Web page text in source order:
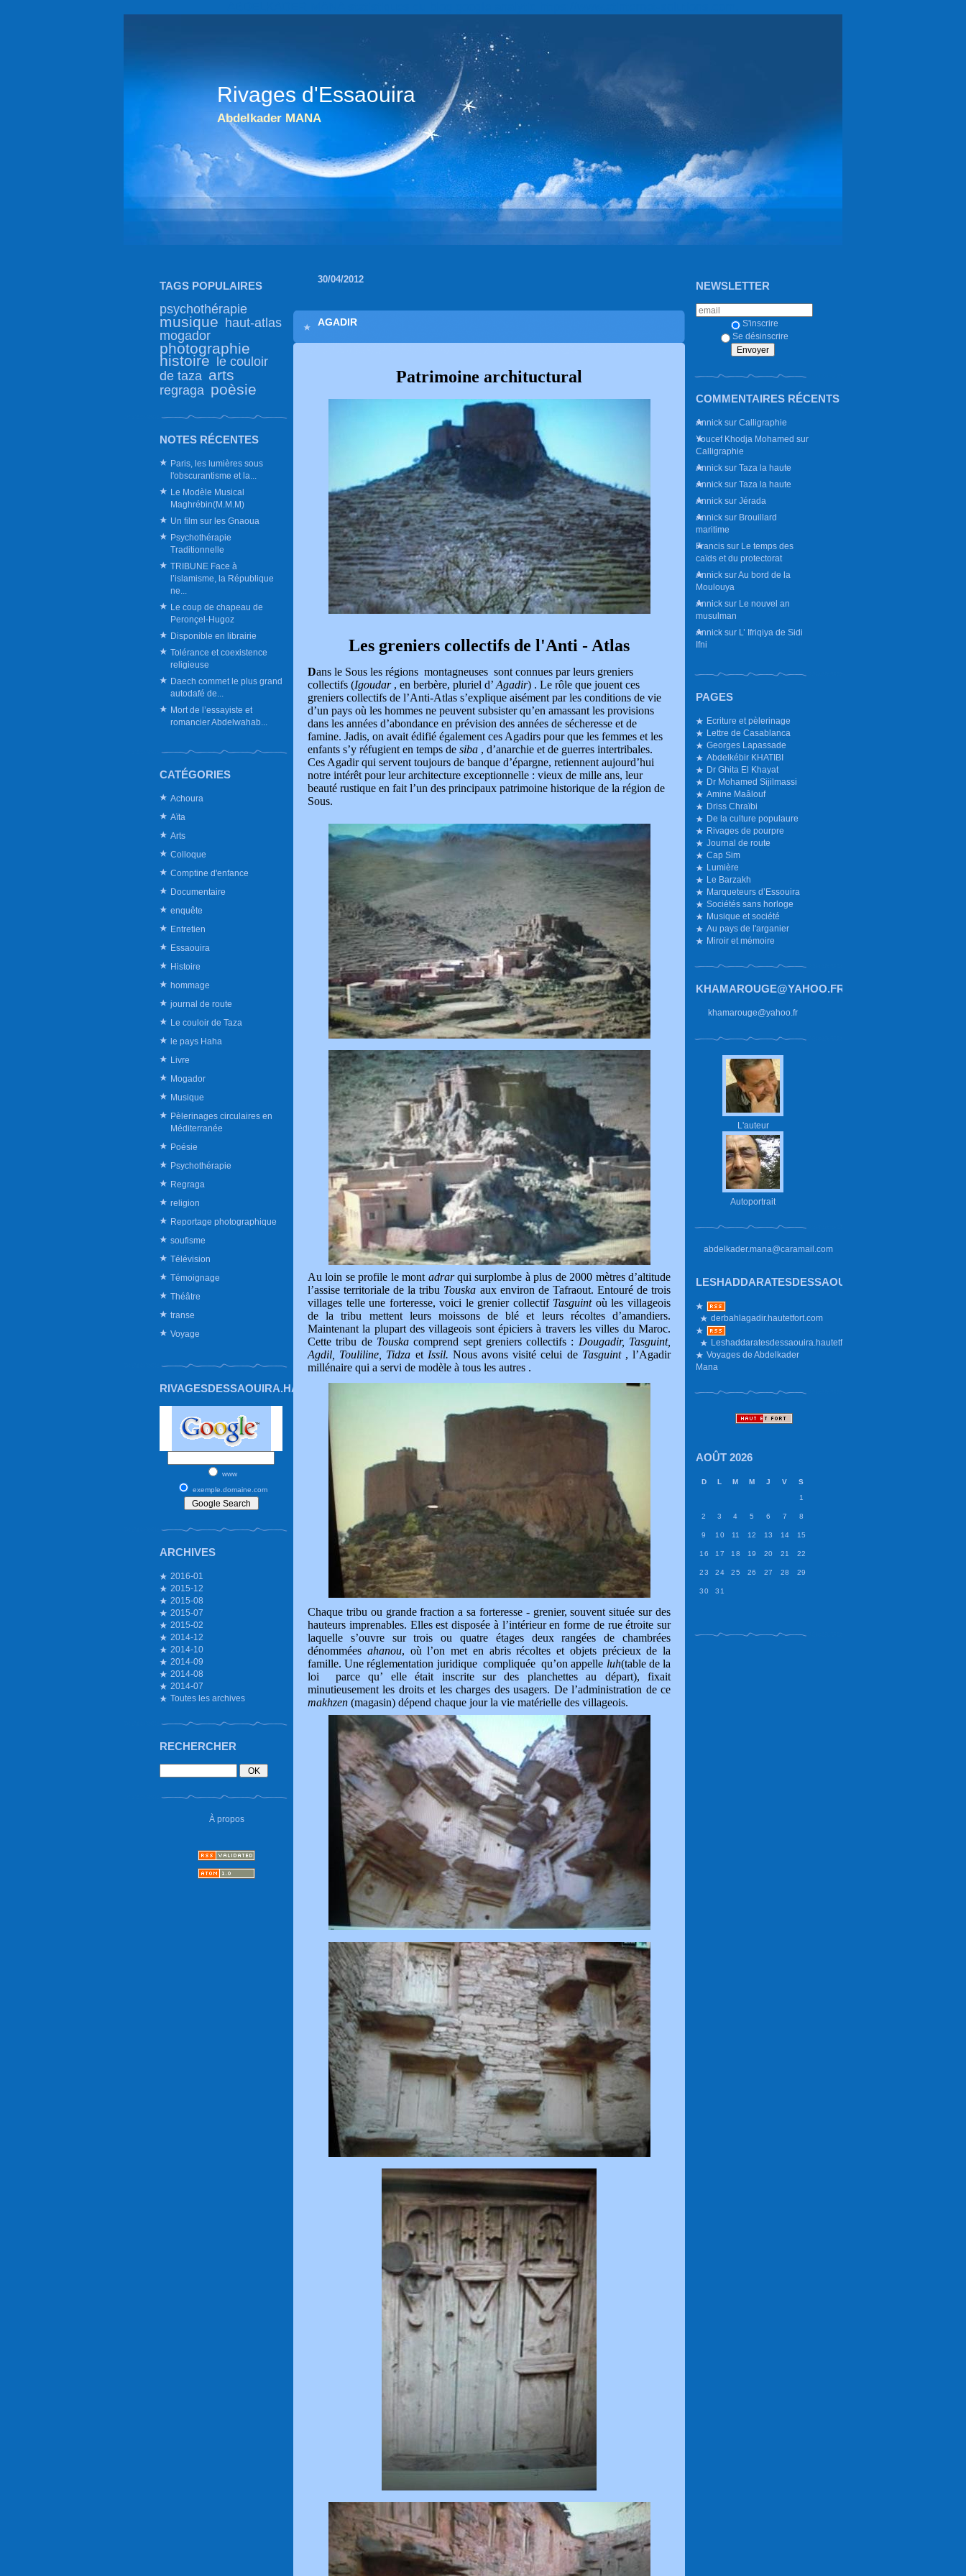
Rivages d'Essaouira
Abdelkader MANA
TAGS POPULAIRES
psychothérapie
musique haut-atlas
mogador
photographie
histoire
le couloir
de taza arts
regraga poèsie
NOTES RÉCENTES
Paris, les lumières sous
l'obscurantisme et la...
Le Modèle Musical
Maghrébin(M.M.M)
Un film sur les Gnaoua
Psychothérapie
Traditionnelle
TRIBUNE Face à
l’islamisme, la République
ne...
Le coup de chapeau de
Peronçel-Hugoz
Disponible en librairie
Tolérance et coexistence
religieuse
Daech commet le plus grand
autodafé de...
Mort de l’essayiste et
romancier Abdelwahab...
CATÉGORIES
Achoura
Aïta
Arts
Colloque
Comptine d'enfance
Documentaire
enquête
Entretien
Essaouira
Histoire
hommage
journal de route
Le couloir de Taza
le pays Haha
Livre
Mogador
Musique
Pèlerinages circulaires en
Méditerranée
Poésie
Psychothérapie
Regraga
religion
Reportage photographique
soufisme
Télévision
Témoignage
Théâtre
transe
Voyage
RIVAGESDESSAOUIRA.HAUTETFORT.COM
www
exemple.domaine.com
ARCHIVES
2016-01
2015-12
2015-08
2015-07
2015-02
2014-12
2014-10
2014-09
2014-08
2014-07
Toutes les archives
RECHERCHER
À propos
NEWSLETTER
S'inscrire
Se désinscrire
COMMENTAIRES RÉCENTS
Annick sur Calligraphie
Youcef Khodja Mohamed sur
Calligraphie
Annick sur Taza la haute
Annick sur Taza la haute
Annick sur Jérada
Annick sur Brouillard
maritime
Francis sur Le temps des
caïds et du protectorat
Annick surAu bord de la
Moulouya
Annick sur Le nouvel an
musulman
Annick sur L’ Ifriqiya de Sidi
Ifni
PAGES
Ecriture et pèlerinage
Lettre de Casablanca
Georges Lapassade
Abdelkébir KHATIBI
Dr Ghita El Khayat
Dr Mohamed Sijilmassi
Amine Maâlouf
Driss Chraïbi
De la culture populaure
Rivages de pourpre
Journal de route
Cap Sim
Lumière
Le Barzakh
Marqueteurs d’Essouira
Sociétés sans horloge
Musique et société
Au pays de l'arganier
Miroir et mémoire
KHAMAROUGE@YAHOO.FR
khamarouge@yahoo.fr
L'auteur
Autoportrait
abdelkader.mana@caramail.com
derbahlagadir.hautetfort.com
Leshaddaratesdessaouira.hautetfort.com
Voyages de Abdelkader
Mana
AOÛT 2026
D L M M J V
S
1
2 3 4 5 6 7 8
9 10 11 12 13 14 15
16 17 18 19 20 21 22
23 24 25 26 27 28 29
30 31
30/04/2012
AGADIR
Patrimoine archituctural
Les greniers collectifs de l'Anti - Atlas
Dans le Sous les régions montagneuses sont connues par leurs greniers
collectifs (Igoudar, en berbère, pluriel d’ Agadir) . Le rôle que jouent ces
greniers collectifs de l’Anti-Atlas s’explique aisément par les conditions de vie
d’un pays où les hommes ne peuvent subsister qu’en amassant les provisions
dans les années d’abondance en prévision des années de sécheresse et de
famine. Jadis, on avait édifié également ces Agadirs pour que les femmes et les
enfants s’y réfugient en temps de siba , d’anarchie et de guerres intertribales.
Ces Agadir qui servent toujours de banque d’épargne, retiennent aujourd’hui
notre intérêt pour leur architecture exceptionnelle : vieux de mille ans, leur
beauté rustique en fait l’un des principaux patrimoine historique de la région de
Sous.
Au loin se profile le mont adrarqui surplombe à plus de 2000 mètres d’altitude
l’assise territoriale de la tribu Touska aux environ de Tafraout. Entouré de trois
villages telle une forteresse, voici le grenier collectif Tasguintoù les villageois
de la tribu mettent leurs moissons de blé et leurs récoltes d’amandiers.
Maintenant la plupart des villageois sont épiciers à travers les villes du Maroc.
Cette tribu de Touskacomprend sept greniers collectifs : Dougadir, Tasguint,
Agdil, Touliline, Tidza et Issil. Nous avons visité celui de Tasguint, l’Agadir
millénaire qui a servi de modèle à tous les autres .
Chaque tribu ou grande fraction a sa forteresse - grenier, souvent située sur des
hauteurs imprenables. Elles est disposée à l’intérieur en forme de rue étroite sur
laquelle s’ouvre sur trois ou quatre étages deux rangées de chambrées
dénommées ahanou, où l’on met en abris récoltes et objets précieux de la
famille. Une réglementation juridique compliquée qu’on appelle luh(table de la
loi parce qu’ elle était inscrite sur des planchettes au départ), fixait
minutieusement les droits et les charges des usagers. De l’administration de ce
makhzen (magasin) dépend chaque jour la vie matérielle des villageois.